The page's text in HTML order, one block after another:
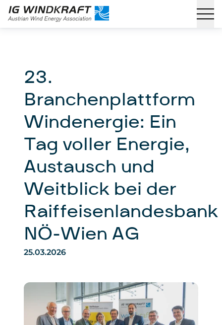
23.
Branchenplattform
Windenergie: Ein
Tag voller Energie,
Austausch und
Weitblick bei der
Raiffeisenlandesbank
NÖ-Wien AG
25.03.2026